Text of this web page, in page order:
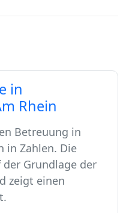
in
Rhein
Betreuung in
in Zahlen. Die
Grundlage der
zeigt einen